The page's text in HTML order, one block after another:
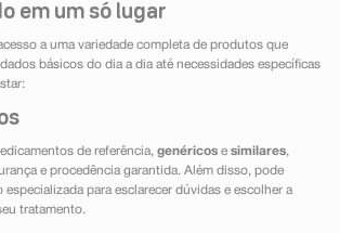
em um só lugar
a uma variedade completa de produtos que
básicos do dia a dia até necessidades específicas
de referência, genéricose similares,
e procedência garantida. Além disso, pode
para esclarecer dúvidas e escolher a
tratamento.